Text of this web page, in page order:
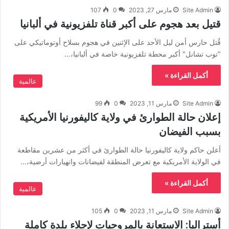
Site Admin مارس 27, 2023 0
107
قتيل بعد هجوم على أكبر قناة تلفزيونية في ألبانيا
قُتل حارس أمن ليل الأحد على الإثنين في هجوم بسلاح أوتوماتيكي على
"توب تشانل" أكبر محطة تلفزيونية خاصة في ألبانيا،…
أكمل القراءة »
عالمية
Site Admin مارس 11, 2023 0
99
إعلان حالة الطوارئ في ولاية كاليفورنيا الأمريكية
بسبب الفيضان
أعلن حاكم ولاية كاليفورنيا حالة الطوارئ في أكثر من عشرين مقاطعة
في الولاية الأمريكية مع تعرض المنطقة لفيضانات وانهيارات أرضية،…
أكمل القراءة »
عالمية
Site Admin مارس 11, 2023 0
105
أستراليا: الاستعانة بالمروحيات لإجلاء بلدة كاملة